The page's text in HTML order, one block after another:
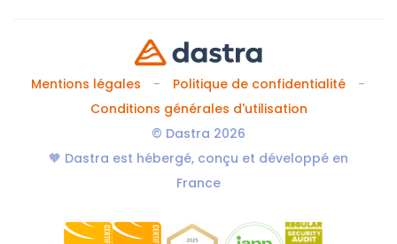
Mentions légales
Politique de confidentialité
Conditions générales d'utilisation
© Dastra 2026
🧡 Dastra est hébergé, conçu et développé en
France